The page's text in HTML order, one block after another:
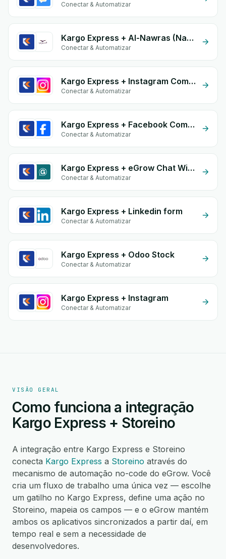
Conectar & Automatizar
Kargo Express + Al-Nawras (Nawris)
Conectar & Automatizar
Kargo Express + Instagram Comment
Conectar & Automatizar
Kargo Express + Facebook Comments
Conectar & Automatizar
Kargo Express + eGrow Chat Widget
Conectar & Automatizar
Kargo Express + Linkedin form
Conectar & Automatizar
Kargo Express + Odoo Stock
Conectar & Automatizar
Kargo Express + Instagram
Conectar & Automatizar
VISÃO GERAL
Como funciona a integração
Kargo Express + Storeino
A integração entre Kargo Express e Storeino
conecta Kargo Express a Storeino através do
mecanismo de automação no-code do eGrow. Você
cria um fluxo de trabalho uma única vez — escolhe
um gatilho no Kargo Express, define uma ação no
Storeino, mapeia os campos — e o eGrow mantém
ambos os aplicativos sincronizados a partir daí, em
tempo real e sem a necessidade de
desenvolvedores.